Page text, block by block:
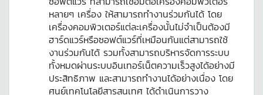
หลายๆ เครื่อง ให้สามารถทำงานร่วมกันได้ โดย
เครื่องคอมพิวเตอร์แต่ละเครื่องนั้นไม่จำเป็นต้องมี
ฮาร์ดแวร์หรือซอฟต์แวร์ที่เหมือนกันแต่สามารถใช้
งานร่วมกันได้ รวมทั้งสามารถบริหารจัดการระบบ
ทั้งหมดผ่านระบบอินเทอร์เน็ตความเร็วสูงได้อย่างมี
ประสิทธิภาพ และสามารถทำงานได้อย่างเนื่อง โดย
ศูนย์เทคโนโลยีสารสนเทศ ได้ดำเนินการวาง